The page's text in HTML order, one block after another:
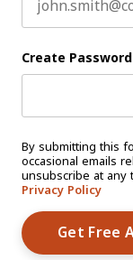
Create Password
By submitting this
occasional emails
unsubscribe at any
Privacy Policy